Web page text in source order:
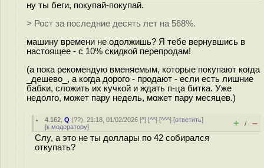
ну ты беги, покупай-покупай.
> Рост за последние десять лет на 568%.
машину времени не одолжишь? Я тебе вернувшись в
настоящее - с 10% скидкой перепродам!
(а пока рекомендую вменяемым, которые покупают когда
_дешево_, а когда дорого - продают - если есть лишние
бабки, сложить их кучкой и ждать п-ца битка. Уже
недолго, может пару недель, может пару месяцев.)
4.162 ,Q (??), 21:18, 01/02/2026 [^] [^^] [^^^] [ответить]
[к модератору] + / –
Слу, а это не ты доллары по 42 собирался
откупать?